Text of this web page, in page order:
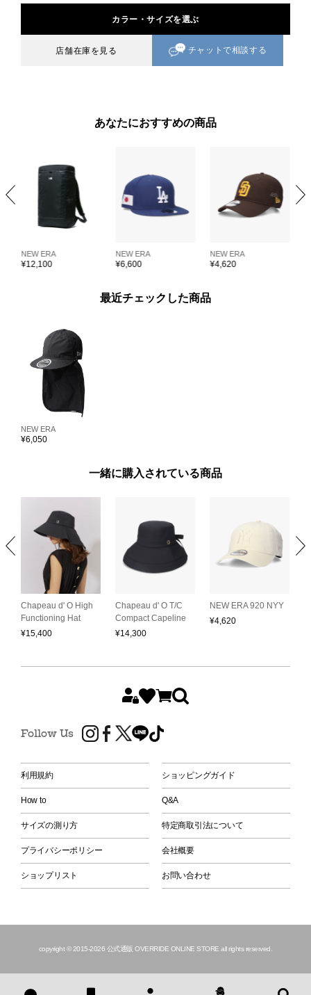
カラー・サイズを選ぶ
店舗在庫を見る チャットで相談する
あなたにおすすめの商品
NEW ERA
¥12,100
NEW ERA
¥6,600
NEW ERA
¥4,620
最近チェックした商品
NEW ERA
¥6,050
一緒に購入されている商品
Chapeau d' O High
Functioning Hat
¥15,400
Chapeau d' O T/C
Compact Capeline
¥14,300
NEW ERA 920 NYY
¥4,620
Follow Us
利用規約 ショッピングガイド
How to Q&A
サイズの測り方 特定商取引法について
プライバシーポリシー 会社概要
ショップリスト お問い合わせ
copyright © 2015-2026 公式通販 OVERRIDE ONLINE STORE all rights reserved.